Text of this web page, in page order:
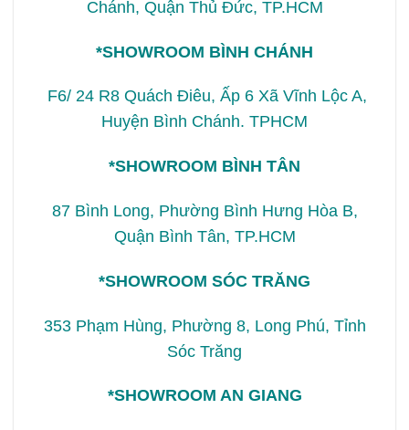
Chánh, Quận Thủ Đức, TP.HCM
*SHOWROOM BÌNH CHÁNH
F6/ 24 R8 Quách Điêu, Ấp 6 Xã Vĩnh Lộc A,
Huyện Bình Chánh. TPHCM
*SHOWROOM BÌNH TÂN
87 Bình Long, Phường Bình Hưng Hòa B,
Quận Bình Tân, TP.HCM
*SHOWROOM SÓC TRĂNG
353 Phạm Hùng, Phường 8, Long Phú, Tỉnh
Sóc Trăng
*SHOWROOM AN GIANG